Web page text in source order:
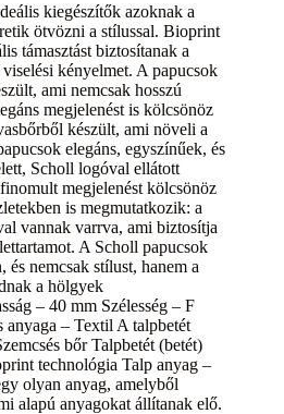
kiegészítők azoknak a
ötvözni a stílussal. Bioprint
támasztást biztosítanak a
kényelmet. A papucsok
ami nemcsak hosszú
megjelenést is kölcsönöz
készült, ami növeli a
elegáns, egyszínűek, és
Scholl logóval ellátott
megjelenést kölcsönöz
is megmutatkozik: a
vannak varrva, ami biztosítja
A Scholl papucsok
és nemcsak stílust, hanem a
a hölgyek
– 40 mm Szélesség – F
anyaga – Textil A talpbetét
bőr Talpbetét (betét)
technológia Talp anyag –
olyan anyag, amelyből
alapú anyagokat állítanak elő.